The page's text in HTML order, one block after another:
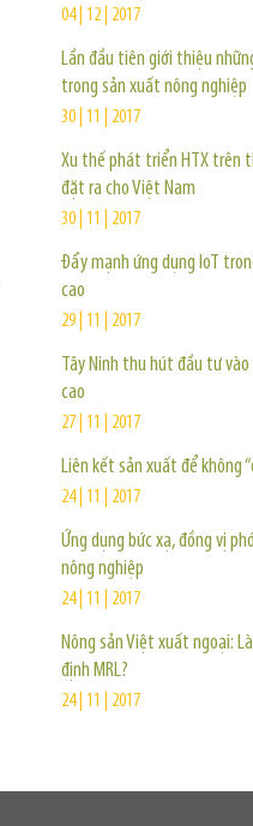
04 | 12 | 2017
Lần đầu tiên giới thiệu
trong sản xuất nông nghiệp
30 | 11 | 2017
Xu thế phát triển HTX trên
đặt ra cho Việt Nam
30 | 11 | 2017
Đẩy mạnh ứng dụng IoT
cao
29 | 11 | 2017
Tây Ninh thu hút đầu tư
cao
27 | 11 | 2017
Liên kết sản xuất để không
24 | 11 | 2017
Ứng dụng bức xạ, đồng vị
nông nghiệp
24 | 11 | 2017
Nông sản Việt xuất ngoại:
định MRL?
24 | 11 | 2017